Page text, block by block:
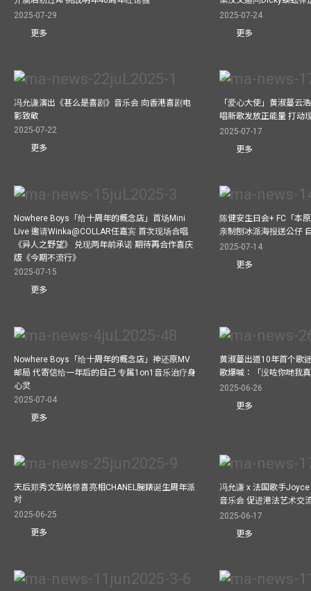
2025-07-29
更多
2025-07-24
更多
冯允谦演出《甚么是喜剧》音乐会 向香港喜剧电
影致敬
2025-07-22
更多
「爱心大使」黄淑蔓云
唱新歌发放正能量 打动
2025-07-17
更多
Nowhere Boys「给十周年的概念店」首场Mini
Live 邀请Winka@COLLAR任嘉宾 首次现场合唱
《异人之野望》 兑现两年前承诺 期待再合作喜庆
版《今期不流行》
2025-07-15
更多
陈健安生日会+ FC「本
亲制刨冰派海报送公仔
2025-07-14
更多
Nowhere Boys「给十周年的概念店」神还原MV
邮局 代寄信给一年后的自己 专属1on1音乐治疗身
心灵
2025-07-04
更多
黄淑蔓出道10年首个歌
歌爆喊：「没咗你哋我
2025-06-26
更多
天后郑秀文型格惊喜亮相CHANEL腕錶诞生周年派
对
2025-06-25
更多
冯允谦 x 法国歌手
音乐会 促进港法艺术交
2025-06-17
更多